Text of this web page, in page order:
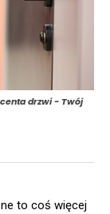
drzwi - Twój
to coś więcej